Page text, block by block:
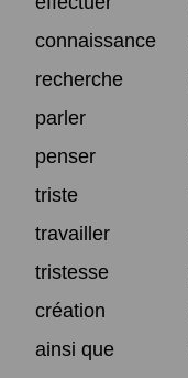
connaissance
recherche
parler
penser
triste
travailler
tristesse
création
ainsi que